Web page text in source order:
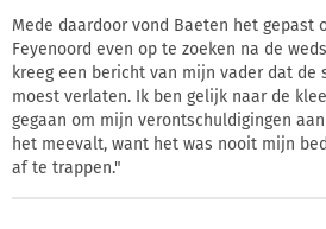
Mede daardoor vond Baeten het gepast
Feyenoord even op te zoeken na de
kreeg een bericht van mijn vader dat de
moest verlaten. Ik ben gelijk naar de
gegaan om mijn verontschuldigingen
het meevalt, want het was nooit mijn
af te trappen."